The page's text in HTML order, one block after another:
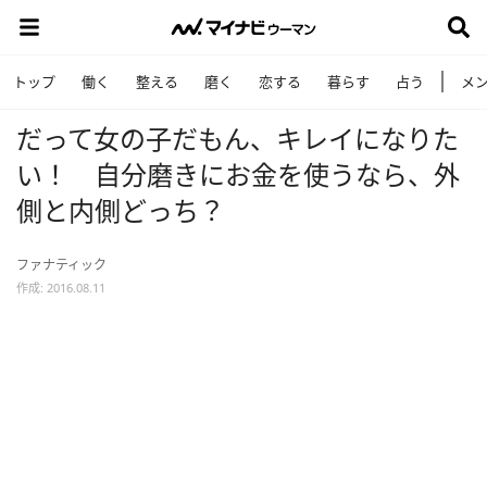
トップ 働く 整える 磨く 恋する 暮らす 占う メ
だって女の子だもん、キレイになりた
い！ 自分磨きにお金を使うなら、外
側と内側どっち？
ファナティック
作成: 2016.08.11